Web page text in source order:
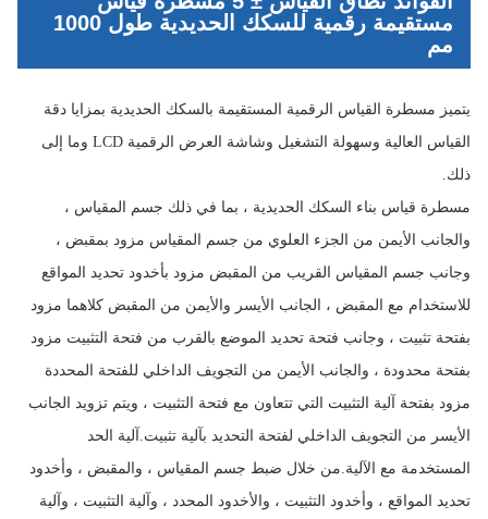
مستقيمة رقمية للسكك الحديدية طول 1000
مم
يتميز مسطرة القياس الرقمية المستقيمة بالسكك الحديدية بمزايا دقة
القياس العالية وسهولة التشغيل وشاشة العرض الرقمية LCD وما إلى
ذلك.
مسطرة قياس بناء السكك الحديدية ، بما في ذلك جسم المقياس ،
والجانب الأيمن من الجزء العلوي من جسم المقياس مزود بمقبض ،
وجانب جسم المقياس القريب من المقبض مزود بأخدود تحديد المواقع
للاستخدام مع المقبض ، الجانب الأيسر والأيمن من المقبض كلاهما مزود
بفتحة تثبيت ، وجانب فتحة تحديد الموضع بالقرب من فتحة التثبيت مزود
بفتحة محدودة ، والجانب الأيمن من التجويف الداخلي للفتحة المحددة
مزود بفتحة آلية التثبيت التي تتعاون مع فتحة التثبيت ، ويتم تزويد الجانب
الأيسر من التجويف الداخلي لفتحة التحديد بآلية تثبيت.آلية الحد
المستخدمة مع الآلية.من خلال ضبط جسم المقياس ، والمقبض ، وأخدود
تحديد المواقع ، وأخدود التثبيت ، والأخدود المحدد ، وآلية التثبيت ، وآلية